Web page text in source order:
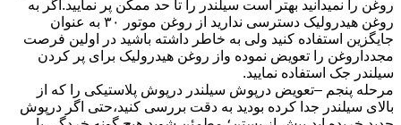
روغن را نمیدانید بهتر است سیلندر را تا حد ممکن پر نمایید.اگر به
روغن هیدرولیک دسترسی ندارید از روغن موتور ۳۰ به عنوان
جایگزین استفاده کنید ولی به خاطر داشته باشید در اولین فرصت
مجدداروغن را تعویض نموده واز روغن هیدرولیک برای پر کردن
سیلندر جک استفاده نمایید.
مرحله پنجم –تعویض درپوش سیلندر درپوش پلاستیکی را که از
بالای سیلندر جدا کرده بودید به دقت بررسی کنید،حتی اگر درپوش